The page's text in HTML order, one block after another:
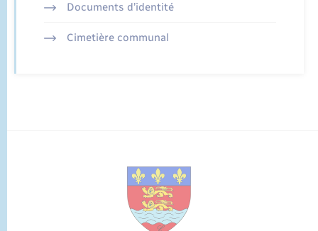
Documents d’identité
Cimetière communal